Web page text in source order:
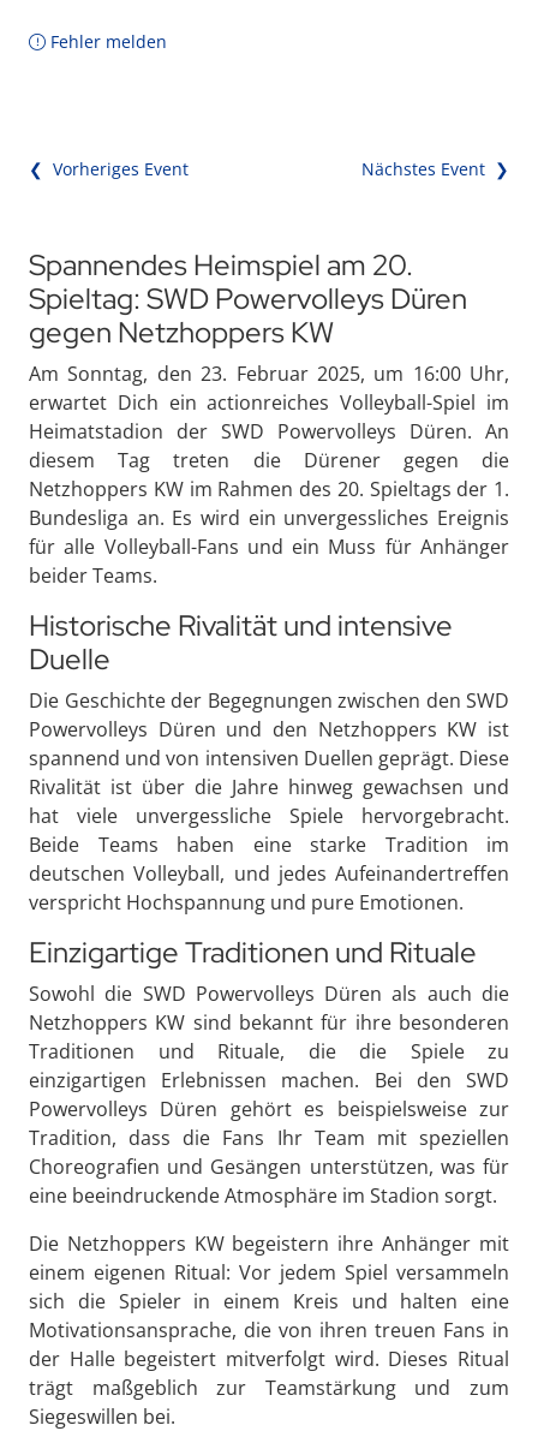
Fehler melden
❮ Vorheriges Event Nächstes Event ❯
Spannendes Heimspiel am 20.
Spieltag: SWD Powervolleys Düren
gegen Netzhoppers KW
Am Sonntag, den 23. Februar 2025, um 16:00 Uhr,
erwartet Dich ein actionreiches Volleyball-Spiel im
Heimatstadion der SWD Powervolleys Düren. An
diesem Tag treten die Dürener gegen die
Netzhoppers KW im Rahmen des 20. Spieltags der 1.
Bundesliga an. Es wird ein unvergessliches Ereignis
für alle Volleyball-Fans und ein Muss für Anhänger
beider Teams.
Historische Rivalität und intensive
Duelle
Die Geschichte der Begegnungen zwischen den SWD
Powervolleys Düren und den Netzhoppers KW ist
spannend und von intensiven Duellen geprägt. Diese
Rivalität ist über die Jahre hinweg gewachsen und
hat viele unvergessliche Spiele hervorgebracht.
Beide Teams haben eine starke Tradition im
deutschen Volleyball, und jedes Aufeinandertreffen
verspricht Hochspannung und pure Emotionen.
Einzigartige Traditionen und Rituale
Sowohl die SWD Powervolleys Düren als auch die
Netzhoppers KW sind bekannt für ihre besonderen
Traditionen und Rituale, die die Spiele zu
einzigartigen Erlebnissen machen. Bei den SWD
Powervolleys Düren gehört es beispielsweise zur
Tradition, dass die Fans Ihr Team mit speziellen
Choreografien und Gesängen unterstützen, was für
eine beeindruckende Atmosphäre im Stadion sorgt.
Die Netzhoppers KW begeistern ihre Anhänger mit
einem eigenen Ritual: Vor jedem Spiel versammeln
sich die Spieler in einem Kreis und halten eine
Motivationsansprache, die von ihren treuen Fans in
der Halle begeistert mitverfolgt wird. Dieses Ritual
trägt maßgeblich zur Teamstärkung und zum
Siegeswillen bei.